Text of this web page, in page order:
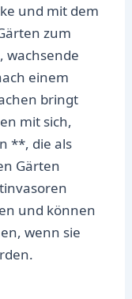
und mit dem
zum
wachsende
einem
bringt
mit sich,
**, die als
Gärten
und können
wenn sie